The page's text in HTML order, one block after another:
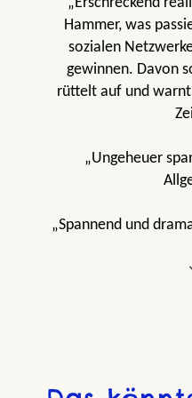
Hammer, was
sozialen
gewinnen. Davon
rüttelt auf und warnt
„Ungeheuer
„Spannend und